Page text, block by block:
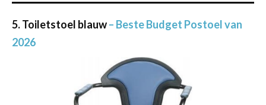
5. Toiletstoel blauw– Beste Budget Postoel van
2026